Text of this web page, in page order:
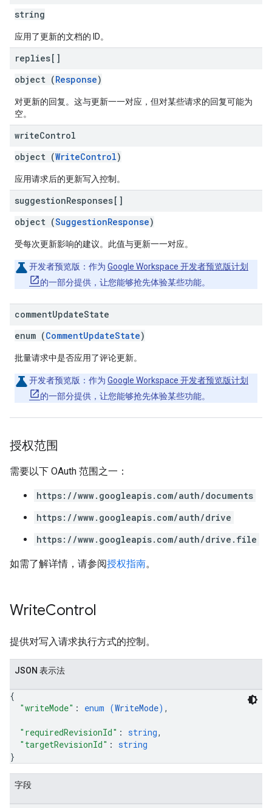
string
应用了更新的文档的 ID。
replies[]
object (Response)
对更新的回复。这与更新一一对应，但对某些请求的回复可能为
空。
writeControl
object (WriteControl)
应用请求后的更新写入控制。
suggestionResponses[]
object (SuggestionResponse)
受每次更新影响的建议。此值与更新一一对应。
开发者预览版 ：作为 Google Workspace 开发者预览版计划
的一部分提供，让您能够抢先体验某些功能。
commentUpdateState
enum (CommentUpdateState)
批量请求中是否应用了评论更新。
开发者预览版 ：作为 Google Workspace 开发者预览版计划
的一部分提供，让您能够抢先体验某些功能。
授权范围
需要以下 OAuth 范围之一：
https://www.googleapis.com/auth/documents
https://www.googleapis.com/auth/drive
https://www.googleapis.com/auth/drive.file
如需了解详情，请参阅授权指南。
WriteControl
提供对写入请求执行方式的控制。
JSON 表示法
{
"writeMode" : enum (WriteMode) ,
"requiredRevisionId" : string,
"targetRevisionId" : string
}
字段